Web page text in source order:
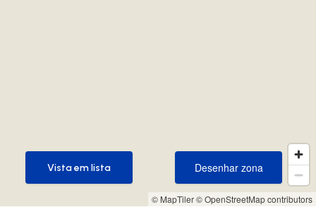
© MapTiler© OpenStreetMap contributors
Desenhar zona
Desenhar zona
Vista em lista
Vista em lista